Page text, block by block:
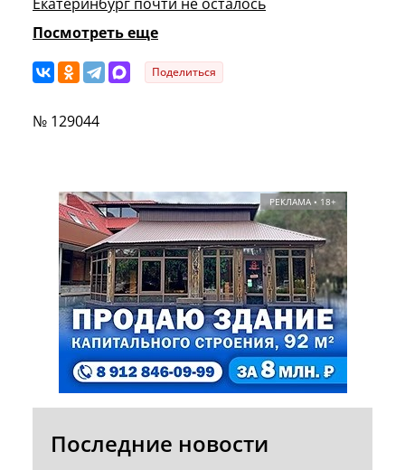
Посмотреть еще
Поделиться
№ 129044
РЕКЛАМА • 18+
Последние новости